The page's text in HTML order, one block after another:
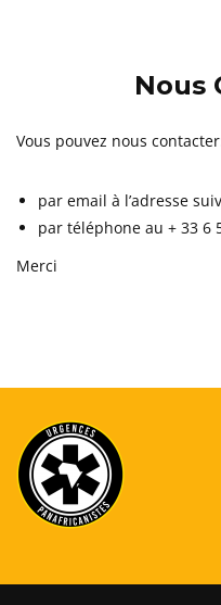
Nous
Vous pouvez nous
par email à l’adresse
par téléphone au + 33 6
Merci